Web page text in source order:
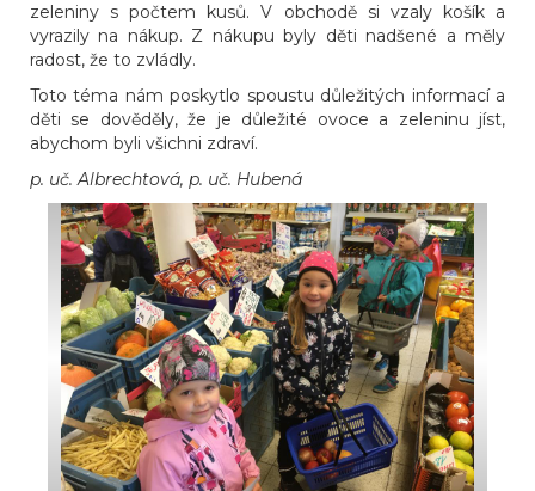
zeleniny s počtem kusů. V obchodě si vzaly košík a
vyrazily na nákup. Z nákupu byly děti nadšené a měly
radost, že to zvládly.
Toto téma nám poskytlo spoustu důležitých informací a
děti se dověděly, že je důležité ovoce a zeleninu jíst,
abychom byli všichni zdraví.
p. uč. Albrechtová, p. uč. Hubená